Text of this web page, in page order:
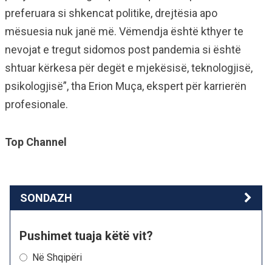
preferuara si shkencat politike, drejtësia apo
mësuesia nuk janë më. Vëmendja është kthyer te
nevojat e tregut sidomos post pandemia si është
shtuar kërkesa për degët e mjekësisë, teknologjisë,
psikologjisë”, tha Erion Muça, ekspert për karrierën
profesionale.
Top Channel
SONDAZH
Pushimet tuaja këtë vit?
Në Shqipëri